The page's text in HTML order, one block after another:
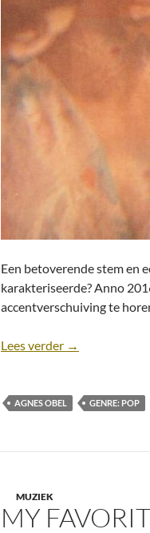
Een betoverende stem en
karakteriseerde? Anno
accentverschuiving te
Lees verder →
AGNES OBEL GENRE: POP
MUZIEK
MY